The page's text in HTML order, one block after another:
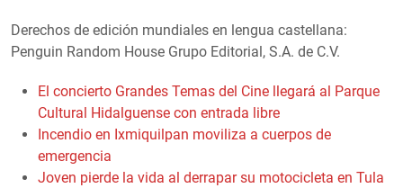
Derechos de edición mundiales en lengua castellana:
Penguin Random House Grupo Editorial, S.A. de C.V.
El concierto Grandes Temas del Cine llegará al Parque
Cultural Hidalguense con entrada libre
Incendio en Ixmiquilpan moviliza a cuerpos de
emergencia
Joven pierde la vida al derrapar su motocicleta en Tula